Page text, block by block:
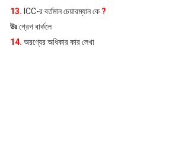
13. ICC-র বর্তমান চেয়ারম্যান কে ?
উঃগ্রেগ বার্কলে
14. অরণ্যের অধিকার কার লেখা